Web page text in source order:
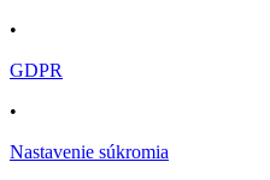
•
GDPR
•
Nastavenie súkromia